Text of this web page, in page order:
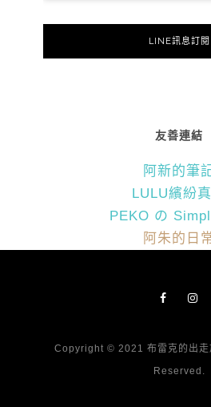
LINE訊息訂閱
友善連結
阿新的筆
LULU繽紛
PEKO の
阿朱的日
Copyright © 2021 布雷克的出
Reserved.